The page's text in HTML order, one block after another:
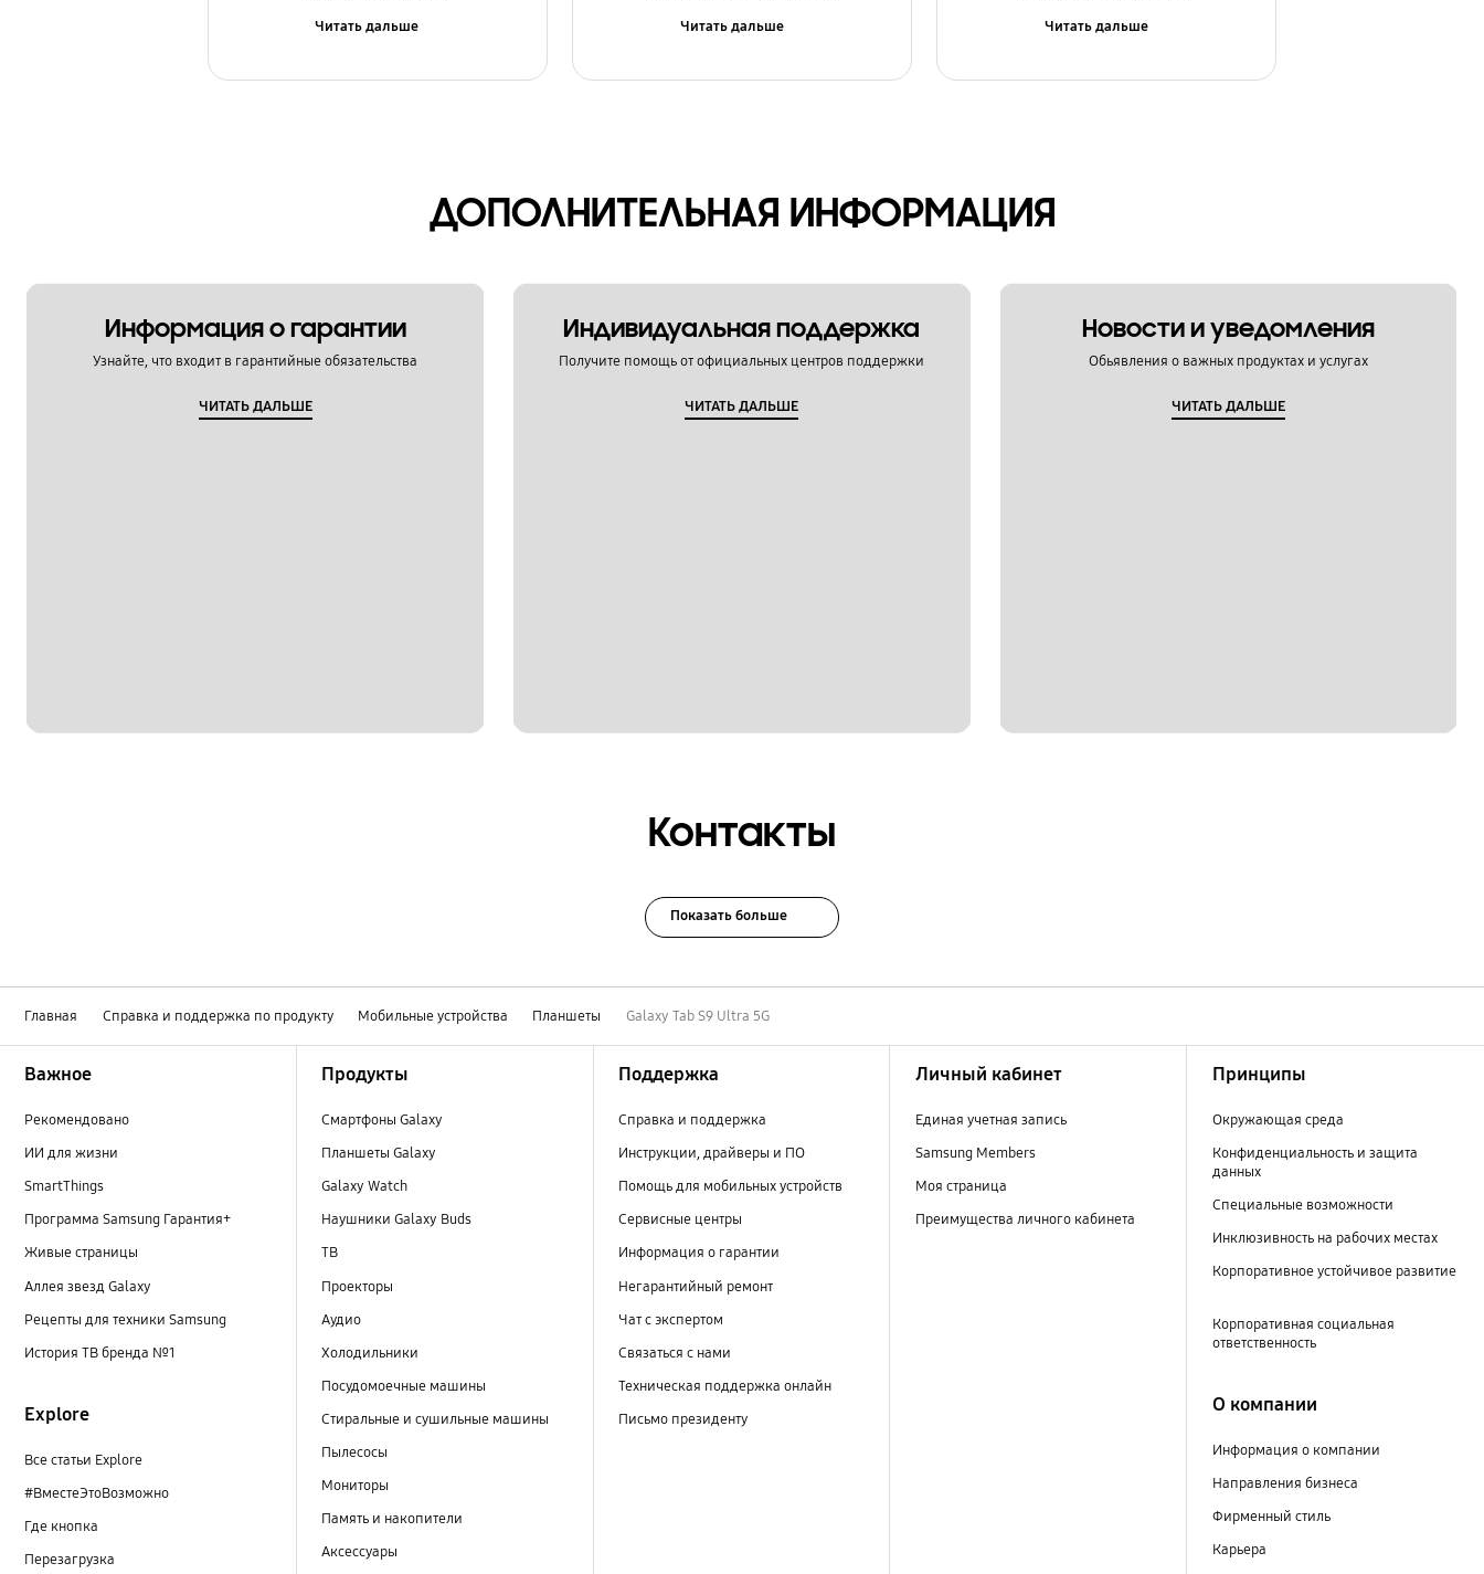
Связь / Сеть / Звонки
Читать дальше Читать дальше Читать дальше
ДОПОЛНИТЕЛЬНАЯ ИНФОРМАЦИЯ
Информация о гарантии
Узнайте, что входит в гарантийные обязательства
ЧИТАТЬ ДАЛЬШЕ
Индивидуальная поддержка
Получите помощь от официальных центров поддержки
ЧИТАТЬ ДАЛЬШЕ
Новости и уведомления
Обьявления о важных продуктах и услугах
ЧИТАТЬ ДАЛЬШЕ
Контакты
Показать больше
Главная Справка и поддержка по продукту Мобильные устройства Планшеты Galaxy Tab S9 Ultra 5G
Важное
Рекомендовано
ИИ для жизни
SmartThings
Программа Samsung Гарантия+
Живые страницы
Аллея звезд Galaxy
Рецепты для техники Samsung
История ТВ бренда №1
Explore
Все статьи Explore
#ВместеЭтоВозможно
Где кнопка
Перезагрузка
Продукты
Смартфоны Galaxy
Планшеты Galaxy
Galaxy Watch
Наушники Galaxy Buds
ТВ
Проекторы
Аудио
Холодильники
Посудомоечные машины
Стиральные и сушильные машины
Пылесосы
Мониторы
Память и накопители
Аксессуары
Поддержка
Справка и поддержка
Инструкции, драйверы и ПО
Помощь для мобильных устройств
Сервисные центры
Информация о гарантии
Негарантийный ремонт
Чат с экспертом
Связаться с нами
Техническая поддержка онлайн
Письмо президенту
Личный кабинет
Единая учетная запись
Samsung Members
Моя страница
Преимущества личного кабинета
Принципы
Окружающая среда
Конфиденциальность и защита
данных
Специальные возможности
Инклюзивность на рабочих местах
Корпоративное устойчивое развитие
Корпоративная социальная
ответственность
О компании
Информация о компании
Направления бизнеса
Фирменный стиль
Карьера